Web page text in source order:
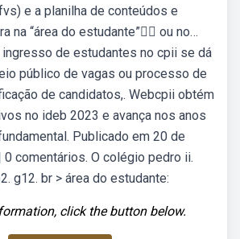
e a planilha de conteúdos e
na “área do estudante”👆🏿 ou no…
ingresso de estudantes no cpii se dá
público de vagas ou processo de
de candidatos,. Webcpii obtém
no ideb 2023 e avança nos anos
Publicado em 20 de
comentários. O colégio pedro ii.
g12. br > área do estudante:
click the button below.